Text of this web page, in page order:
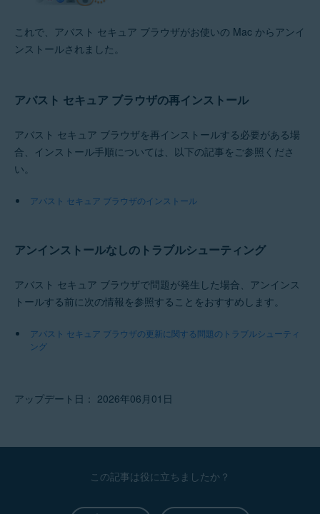
これで、アバスト セキュア ブラウザがお使いの Mac からアンイ
ンストールされました。
アバスト セキュア ブラウザの再インストール
アバスト セキュア ブラウザを再インストールする必要がある場
合、インストール手順については、以下の記事をご参照くださ
い。
アバスト セキュア ブラウザのインストール
アンインストールなしのトラブルシューティング
アバスト セキュア ブラウザで問題が発生した場合、アンインス
トールする前に次の情報を参照することをおすすめします。
アバスト セキュア ブラウザの更新に関する問題のトラブルシューティ
ング
アップデート日： 2026年06月01日
この記事は役に立ちましたか？